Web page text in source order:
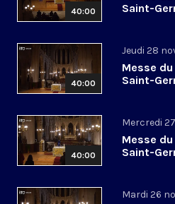
40:00
Saint-
40:00
Jeudi 28
Messe
Saint-
40:00
Mercredi
Messe
Saint-
Mardi 26